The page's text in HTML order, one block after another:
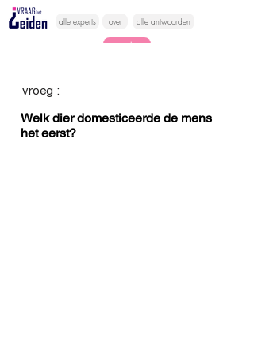
alle experts over alle antwoorden
vragen lessen
vroeg :
Welk dier domesticeerde de mens
het eerst?